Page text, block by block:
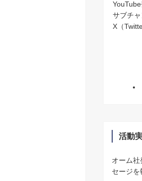
サブチ
X（
活動
オーム社
セージを